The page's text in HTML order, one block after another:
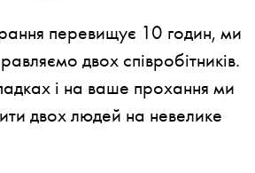
перевищує 10 годин, ми
двох співробітників.
і на ваше прохання ми
двох людей на невелике